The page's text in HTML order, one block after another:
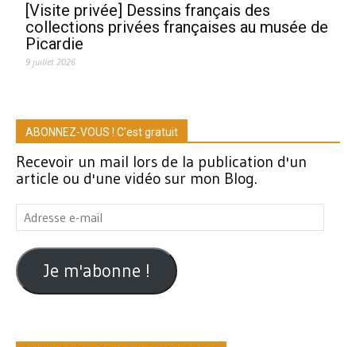
[Visite privée] Dessins français des
collections privées françaises au musée de
Picardie
9 juillet 2026
ABONNEZ-VOUS ! C'est gratuit
Recevoir un mail lors de la publication d'un
article ou d'une vidéo sur mon Blog.
Adresse
e-
mail
Je m'abonne !